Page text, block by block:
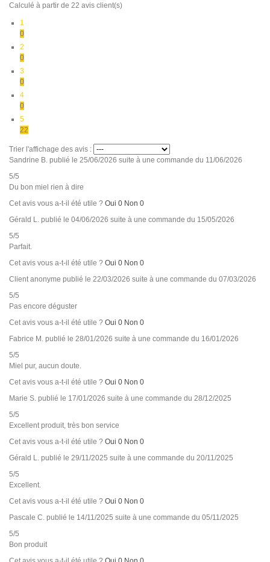
Calculé à partir de 22 avis client(s)
1
0
2
0
3
0
4
0
5
22
Trier l'affichage des avis :
Sandrine B. publié le 25/06/2026 suite à une commande du 11/06/2026
5/5
Du bon miel rien à dire
Cet avis vous a-t-il été utile ? Oui 0 Non 0
Gérald L. publié le 04/06/2026 suite à une commande du 15/05/2026
5/5
Parfait.
Cet avis vous a-t-il été utile ? Oui 0 Non 0
Client anonyme publié le 22/03/2026 suite à une commande du 07/03/2026
5/5
Pas encore déguster
Cet avis vous a-t-il été utile ? Oui 0 Non 0
Fabrice M. publié le 28/01/2026 suite à une commande du 16/01/2026
5/5
Miel pur, aucun doute.
Cet avis vous a-t-il été utile ? Oui 0 Non 0
Marie S. publié le 17/01/2026 suite à une commande du 28/12/2025
5/5
Excellent produit, très bon service
Cet avis vous a-t-il été utile ? Oui 0 Non 0
Gérald L. publié le 29/11/2025 suite à une commande du 20/11/2025
5/5
Excellent.
Cet avis vous a-t-il été utile ? Oui 0 Non 0
Pascale C. publié le 14/11/2025 suite à une commande du 05/11/2025
5/5
Bon produit